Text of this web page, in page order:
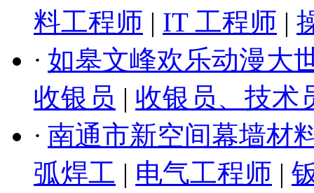
料工程师 | IT 工程师 |
· 如皋文峰欢乐动漫大
收银员 | 收银员、技术
· 南通市新空间幕墙材
弧焊工 | 电气工程师 |